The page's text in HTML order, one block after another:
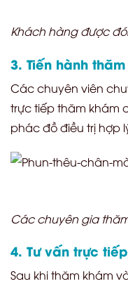
Khách hàng được
3. Tiến hành
Các chuyên viên
trực tiếp thăm khám
phác đồ điều trị hợp
Các chuyên gia
4. Tư vấn trực tiếp
Sau khi thăm khám